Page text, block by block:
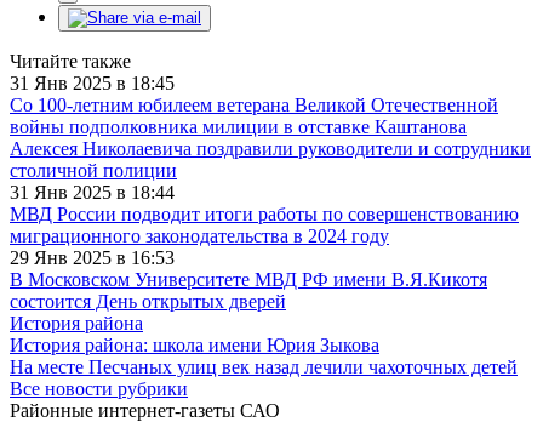
Читайте также
31 Янв 2025 в 18:45
Со 100-летним юбилеем ветерана Великой Отечественной
войны подполковника милиции в отставке Каштанова
Алексея Николаевича поздравили руководители и сотрудники
столичной полиции
31 Янв 2025 в 18:44
МВД России подводит итоги работы по совершенствованию
миграционного законодательства в 2024 году
29 Янв 2025 в 16:53
В Московском Университете МВД РФ имени В.Я.Кикотя
состоится День открытых дверей
История района
История района: школа имени Юрия Зыкова
На месте Песчаных улиц век назад лечили чахоточных детей
Все новости рубрики
Районные интернет-газеты САО